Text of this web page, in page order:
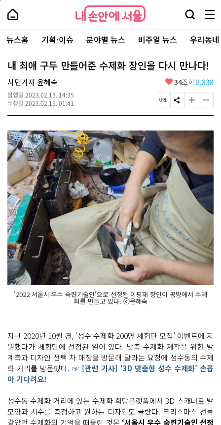
본
로
가
내
손
안
에
서
울
-
서
울
시
대
표
소
포
털
내
손
에
울
검
창
열
기
메
뉴
전
체
보
주
요
서
뉴스홈 기획·이슈 분야별 뉴스 비주얼 뉴스 우리동
내 최애 구두 만들어준 수제화 장인을 다시 만나다!
시민기자 윤혜숙
발행일 2023.02.13. 14:35
수정일 2023.02.15. 01:41
좋
요
34조회 8,838
페
이
U
R
L
복
사
S
N
공
유
기
글
자
기
크
게
변
경
하
기
글
자
기
변
경
기
'2022 서울시 우수 숙련기술인'으로 선정된 이평재 장인이 공방에서 수제
화를 만들고 있다. ⓒ윤혜숙
지난 2020년 10월 경, ‘성수 수제화 200명 체험단 모집’ 이벤트에 지
원했다가 체험단에 선정된 일이 있다. 맞춤 수제화 제작을 위한 발
계측과 디자인 선택 차 매장을 방문해 달라는 요청에 성수동의 수제
화 거리를 방문했다. ☞ [관련 기사] '3D 맞춤형 성수 수제화' 손꼽
아 기다려요!
성수동 수제화 거리에 있는 수제화 희망플랫폼에서 3D 스캐너로 발
모양과 치수를 측정하고 원하는 디자인도 골랐다. 크리스마스 선물
같았던 수제화의 기억을 떠올린 것은 ‘서울시 우수 숙련기술인 선정
페
상
단
로